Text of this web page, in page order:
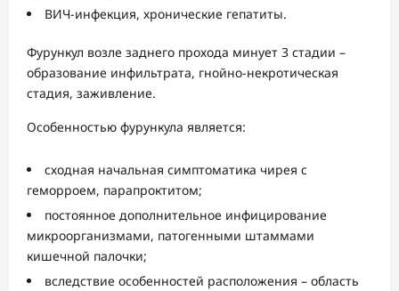
ВИЧ-инфекция, хронические гепатиты.
Фурункул возле заднего прохода минует 3 стадии –
образование инфильтрата, гнойно-некротическая
стадия, заживление.
Особенностью фурункула является:
сходная начальная симптоматика чирея с
геморроем, парапроктитом;
постоянное дополнительное инфицирование
микроорганизмами, патогенными штаммами
кишечной палочки;
вследствие особенностей расположения – область